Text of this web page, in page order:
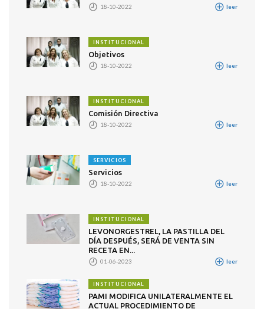
18-10-2022 leer
INSTITUCIONAL
Objetivos
18-10-2022 leer
INSTITUCIONAL
Comisión Directiva
18-10-2022 leer
SERVICIOS
Servicios
18-10-2022 leer
INSTITUCIONAL
LEVONORGESTREL, LA PASTILLA DEL
DÍA DESPUÉS, SERÁ DE VENTA SIN
RECETA EN...
01-06-2023 leer
INSTITUCIONAL
PAMI MODIFICA UNILATERALMENTE EL
ACTUAL PROCEDIMIENTO DE